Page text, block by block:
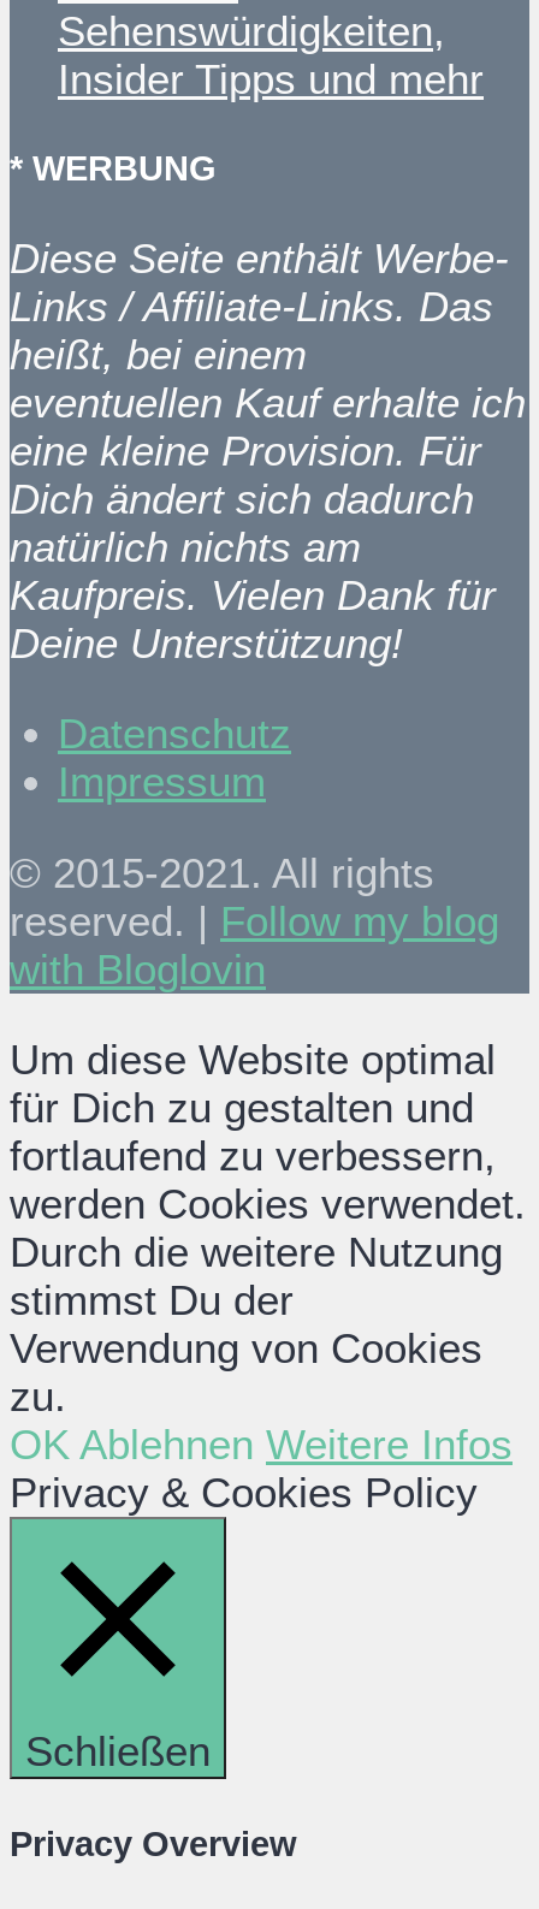
Sehenswürdigkeiten,
Insider Tipps und mehr
* WERBUNG
Diese Seite enthält Werbe-
Links / Affiliate-Links. Das
heißt, bei einem
eventuellen Kauf erhalte ich
eine kleine Provision. Für
Dich ändert sich dadurch
natürlich nichts am
Kaufpreis. Vielen Dank für
Deine Unterstützung!
Datenschutz
Impressum
© 2015-2021. All rights
reserved. | Follow my blog
with Bloglovin
Um diese Website optimal
für Dich zu gestalten und
fortlaufend zu verbessern,
werden Cookies verwendet.
Durch die weitere Nutzung
stimmst Du der
Verwendung von Cookies
zu.
OK Ablehnen Weitere Infos
Privacy & Cookies Policy
Schließen
Privacy Overview